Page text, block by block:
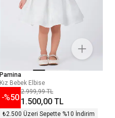
Pamina
Kız Bebek Elbise
-%50
2.999,99 TL
1.500,00 TL
₺2.500 Üzeri Sepette %10 İndirim